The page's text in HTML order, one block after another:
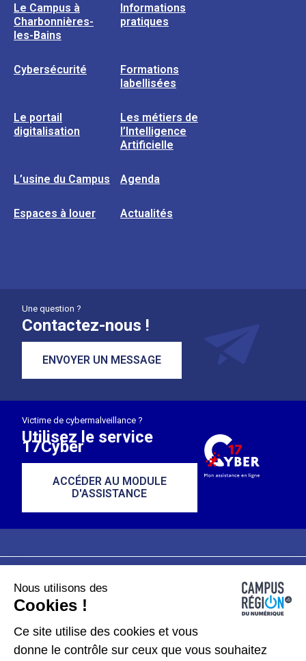
Le Campus à
Charbonnières-
les-Bains
Informations
pratiques
Cybersécurité
Formations
labellisées
Le portail
digitalisation
Les métiers de
l’Intelligence
Artificielle
L’usine du Campus Agenda
Espaces à louer Actualités
Une question ?
Contactez-nous !
ENVOYER UN MESSAGE
Victime de cybermalveillance ?
Utilisez le service
17Cyber
ACCÉDER AU MODULE
D'ASSISTANCE
Plan du site
Données personnelles
Nous utilisons des
Cookies !
Ce site utilise des cookies et vous
donne le contrôle sur ceux que vous souhaitez